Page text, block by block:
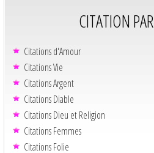
CITATION
Citations d'Amour
Citations Vie
Citations Argent
Citations Diable
Citations Dieu et Religion
Citations Femmes
Citations Folie